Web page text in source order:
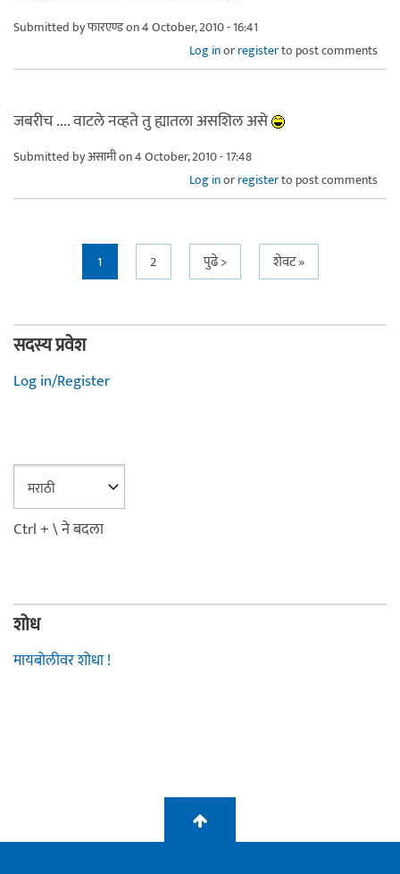
Submitted byफारएण्डon 4 October, 2010 - 16:41
Log inorregisterto post comments
जबरीच .... वाटले नव्हते तु ह्यातला असशिल असे
Submitted byअसामीon 4 October, 2010 - 17:48
Log inorregisterto post comments
1 2 पुढे > शेवट »
सदस्य प्रवेश
Log in/Register
Ctrl + \ ने बदला
शोध
मायबोलीवर शोधा !